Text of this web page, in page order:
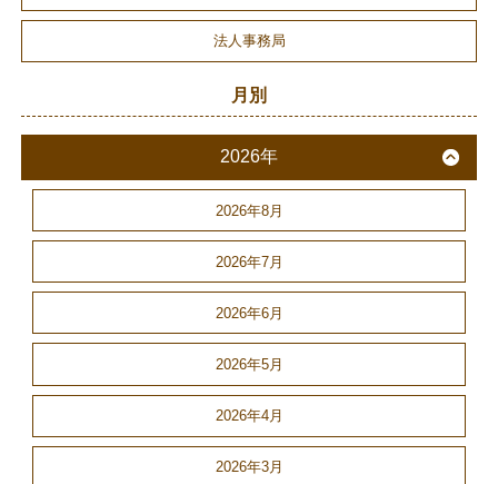
法人事務局
月別
2026年
2026年8月
2026年7月
2026年6月
2026年5月
2026年4月
2026年3月